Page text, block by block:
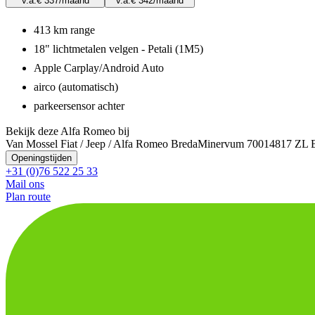
413 km range
18" lichtmetalen velgen - Petali (1M5)
Apple Carplay/Android Auto
airco (automatisch)
parkeersensor achter
Bekijk deze Alfa Romeo bij
Van Mossel Fiat / Jeep / Alfa Romeo BredaMinervum 70014817 ZL
Openingstijden
+31 (0)76 522 25 33
Mail ons
Plan route